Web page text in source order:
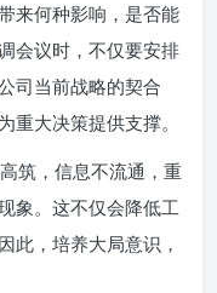
来何种影响，是否能
会议时，不仅要安排
司当前战略的契合
重大决策提供支撑。
筑，信息不流通，重
象。这不仅会降低工
此，培养大局意识，